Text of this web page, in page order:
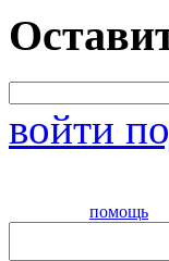
войти
помощь